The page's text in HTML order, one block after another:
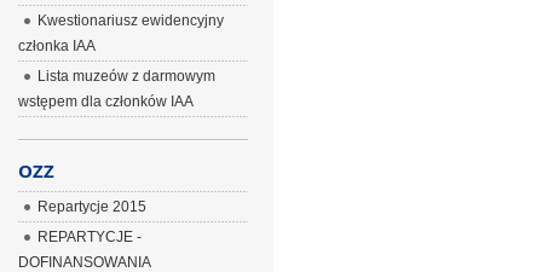
Kwestionariusz ewidencyjny
członka IAA
Lista muzeów z darmowym
wstępem dla członków IAA
OZZ
Repartycje 2015
REPARTYCJE -
DOFINANSOWANIA